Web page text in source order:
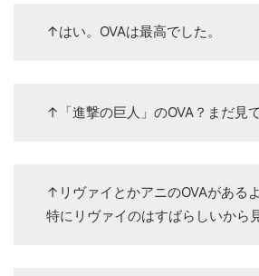
↑はい。OVAは最高でした。
↑「進撃の巨人」のOVA？まだ見
↑リヴァイとかアニのOVAがあるよ
特にリヴァイのはすばらしいから